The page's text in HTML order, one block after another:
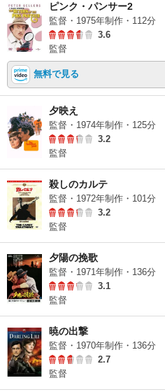
ピンク・パンサー2
監督・1975年制作・112分
3.6
監督
無料で見る
夕映え
監督・1974年制作・125分
3.2
監督
殺しのカルテ
監督・1972年制作・101分
3.2
監督
夕陽の挽歌
監督・1971年制作・136分
3.1
監督
暁の出撃
監督・1970年制作・136分
2.7
監督